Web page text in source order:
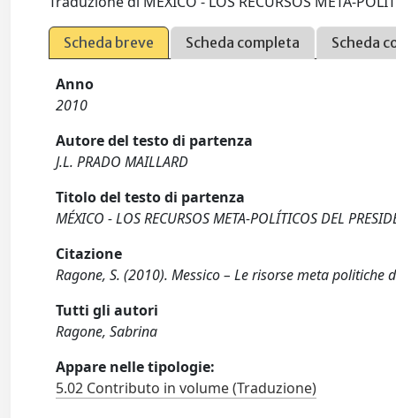
Scheda breve Scheda completa Scheda
Anno
2010
Autore del testo di partenza
J.L. PRADO MAILLARD
Titolo del testo di partenza
MÉXICO - LOS RECURSOS META-POLÍTICOS DEL
Citazione
Ragone, S. (2010). Messico – Le risorse meta politiche
Tutti gli autori
Ragone, Sabrina
Appare nelle tipologie:
5.02 Contributo in volume (Traduzione)